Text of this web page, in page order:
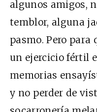
algunos amigos,
temblor, alguna
pasmo. Pero para
un ejercicio fértil
memorias
y no perder de